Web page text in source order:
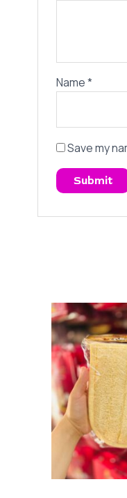
Name*
Save my